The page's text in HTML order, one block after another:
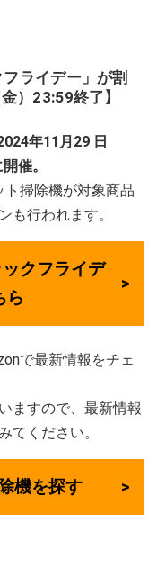
ライデー」が割
）23:59終了】
年11月29 日
催。
掃除機が対象商品
も行われます。
クフライデ
ら
で最新情報をチェ
ますので、最新情報
てください。
機を探す